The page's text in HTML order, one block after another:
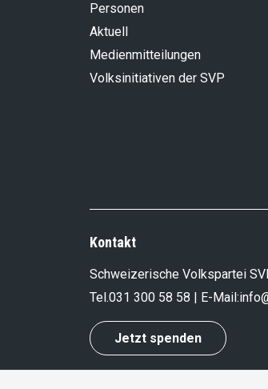
Personen
Aktuell
Medienmitteilungen
Volksinitiativen der SVP
Kontakt
Schweizerische Volkspartei
Tel.031 300 58 58 | E-Mail:
Jetzt spenden